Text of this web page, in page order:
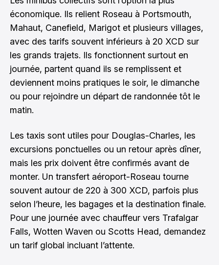
économique. Ils relient Roseau à Portsmouth,
Mahaut, Canefield, Marigot et plusieurs villages,
avec des tarifs souvent inférieurs à 20 XCD sur
les grands trajets. Ils fonctionnent surtout en
journée, partent quand ils se remplissent et
deviennent moins pratiques le soir, le dimanche
ou pour rejoindre un départ de randonnée tôt le
matin.
Les taxis sont utiles pour Douglas-Charles, les
excursions ponctuelles ou un retour après dîner,
mais les prix doivent être confirmés avant de
monter. Un transfert aéroport-Roseau tourne
souvent autour de 220 à 300 XCD, parfois plus
selon l’heure, les bagages et la destination finale.
Pour une journée avec chauffeur vers Trafalgar
Falls, Wotten Waven ou Scotts Head, demandez
un tarif global incluant l’attente.